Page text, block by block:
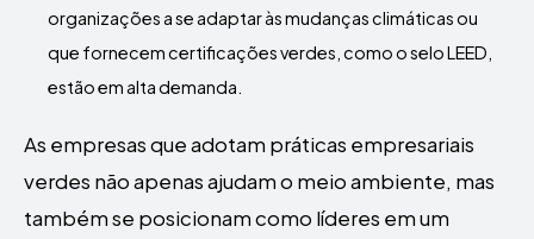
organizações a se adaptar às mudanças climáticas ou
que fornecem certificações verdes, como o selo LEED,
estão em alta demanda.
As empresas que adotam práticas empresariais
verdes não apenas ajudam o meio ambiente, mas
também se posicionam como líderes em um